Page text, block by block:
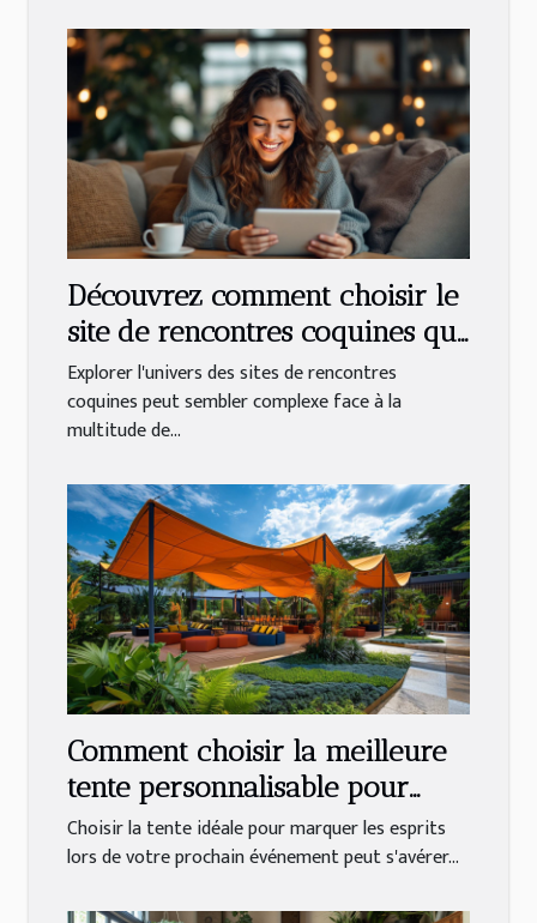
Découvrez comment choisir le
site de rencontres coquines qui
vous correspond
Explorer l'univers des sites de rencontres
coquines peut sembler complexe face à la
multitude de...
Comment choisir la meilleure
tente personnalisable pour
votre événement
Choisir la tente idéale pour marquer les esprits
lors de votre prochain événement peut s'avérer...